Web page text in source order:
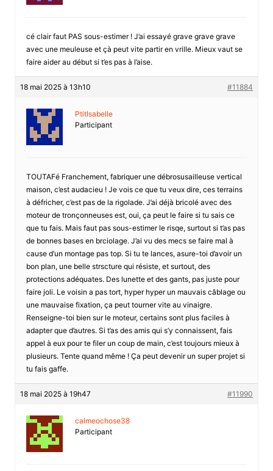
cé clair faut PAS sous-estimer ! J’ai essayé grave grave grave
avec une meuleuse et çà peut vite partir en vrille. Mieux vaut se
faire aider au début si t’es pas à l’aise.
18 mai 2025 à 13h10 #11884
PtitIsabelle
Participant
TOUTAFé Franchement, fabriquer une débrosusailleuse vertical
maison, c’est audacieu ! Je vois ce que tu veux dire, ces terrains
à défricher, c’est pas de la rigolade. J’ai déjà bricolé avec des
moteur de tronçonneuses est, oui, ça peut le faire si tu sais ce
que tu fais. Mais faut pas sous-estimer le risqe, surtout si t’as pas
de bonnes bases en brciolage. J’ai vu des mecs se faire mal à
cause d’un montage pas top. Si tu te lances, asure-toi d’avoir un
bon plan, une belle strscture qui résiste, et surtout, des
protections adéquates. Des lunette et des gants, pas juste pour
faire joli. Le voisin a pas tort, hyper hyper un mauvais câblage ou
une mauvaise fixation, ça peut tourner vite au vinaigre.
Renseigne-toi bien sur le moteur, certains sont plus faciles à
adapter que d’autres. Si t’as des amis qui s’y connaissent, fais
appel à eux pour te filer un coup de main, c’est toujours mieux à
plusieurs. Tente quand même ! Ça peut devenir un super projet si
tu fais gaffe.
18 mai 2025 à 19h47 #11990
calmeochose38
Participant